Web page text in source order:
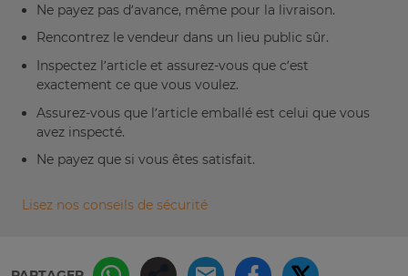
Ne payez pas d’avance, même pour la livraison.
Rencontrez le vendeur dans un lieu public sûr.
Inspectez l’article et assurez-vous que c’est
exactement ce que vous voulez.
Assurez-vous que l’article emballé est celui que vous
avez inspecté.
Ne payez que si vous êtes satisfait.
Lisez nos conseils de sécurité